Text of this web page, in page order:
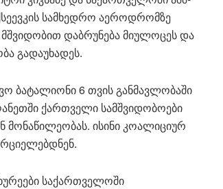
სამხედრო აეროდრომზე
დაბრუნება მიულოცეს და
გადაუხადეს.
ბატალიონი 6 თვის განმავლობაში
ქართველი სამშვიდობოები
მონაწილეობას. ისინი კოალიციურ
საქართველოში